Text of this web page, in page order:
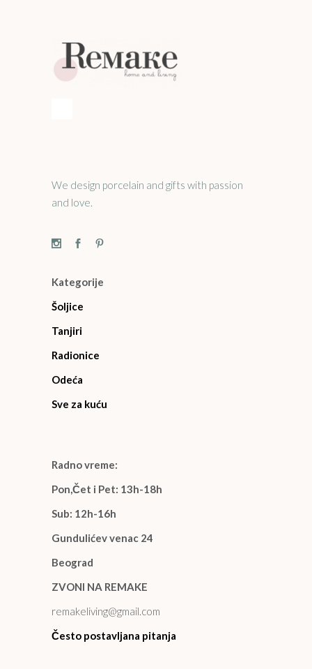
We design porcelain and gifts with passion
and love.
Kategorije
Šoljice
Tanjiri
Radionice
Odeća
Sve za kuću
Radno vreme:
Pon,Čet i Pet: 13h-18h
Sub: 12h-16h
Gundulićev venac 24
Beograd
ZVONI NA REMAKE
remakeliving@gmail.com
Često postavljana pitanja